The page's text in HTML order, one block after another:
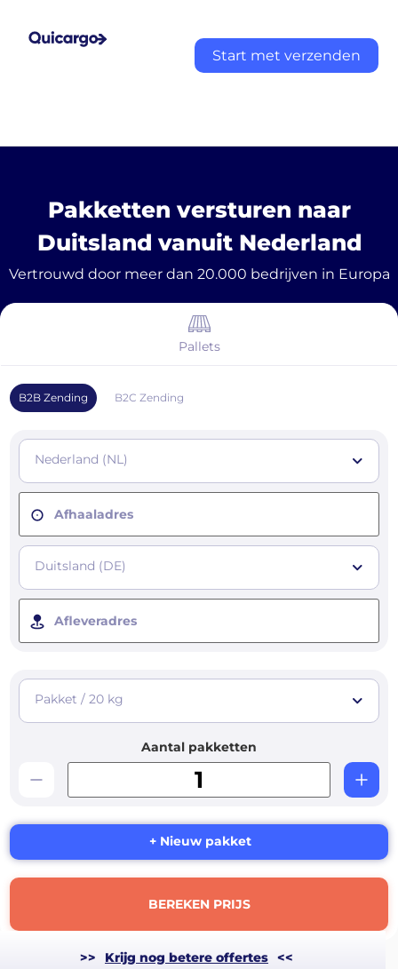
Start met verzenden
Pakketten versturen naar
Duitsland vanuit Nederland
Vertrouwd door meer dan 20.000 bedrijven in Europa
Pallets
B2B Zending B2C Zending
Nederland (NL)
Afhaaladres
Duitsland (DE)
Afleveradres
Pakket / 20 kg
Aantal pakketten
+ Nieuw pakket
BEREKEN PRIJS
>> Krijg nog betere offertes <<